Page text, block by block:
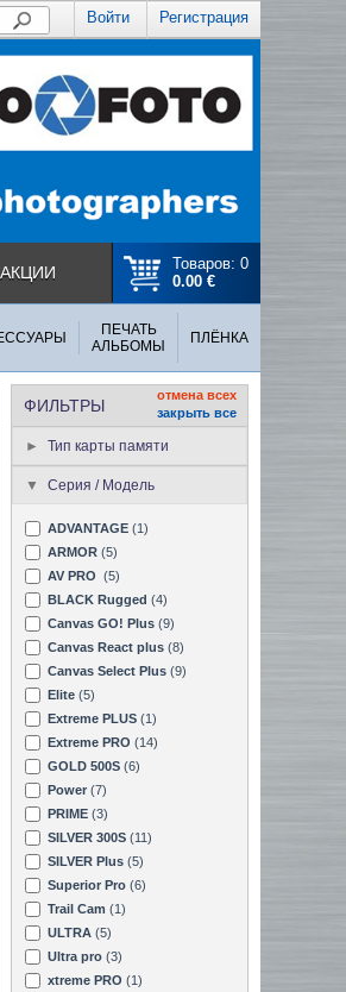
Войти Регистрация
Товаров: 0
0.00 €
АКЦИИ
ПЕЧАТЬ
АЛЬБОМЫ
ПЛЁНКА
ФИЛЬТРЫ
отмена всех
закрыть все
Тип карты памяти
Серия / Модель
ADVANTAGE (1)
ARMOR (5)
AV PRO (5)
BLACK Rugged (4)
Canvas GO! Plus (9)
Canvas React plus (8)
Canvas Select Plus (9)
Elite (5)
Extreme PLUS (1)
Extreme PRO (14)
GOLD 500S (6)
Power (7)
PRIME (3)
SILVER 300S (11)
SILVER Plus (5)
Superior Pro (6)
Trail Cam (1)
ULTRA (5)
Ultra pro (3)
xtreme PRO (1)